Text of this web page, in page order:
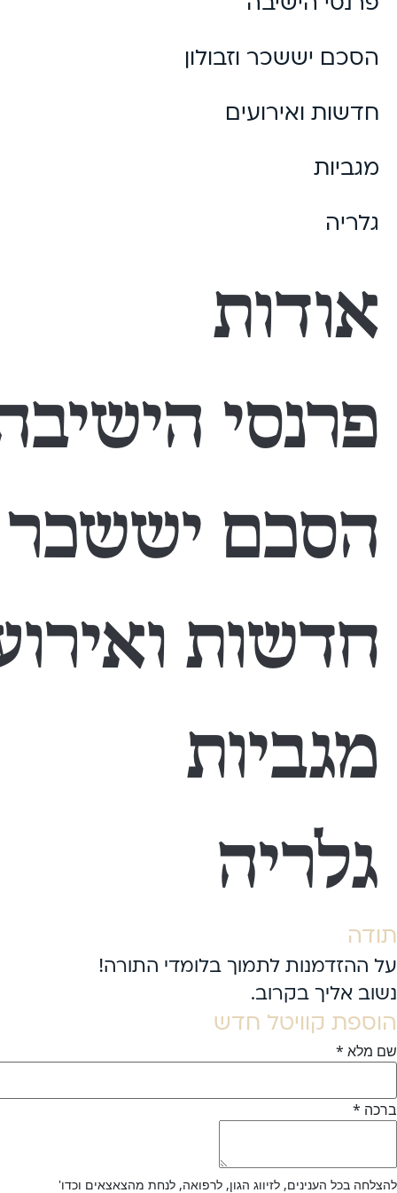
הסכם יששכר וזבולון
חדשות ואירועים
מגביות
גלריה
אודות
פרנסי
הסכם יששכר
חדשות
מגביות
גלריה
תודה
על ההזדמנות לתמוך בלומדי התורה!
נשוב אליך בקרוב.
הוספת קוויטל חדש
שם מלא *
ברכה *
להצלחה בכל הענינים, לזיווג הגון, לרפואה, לנחת מהצאצאים וכדו'